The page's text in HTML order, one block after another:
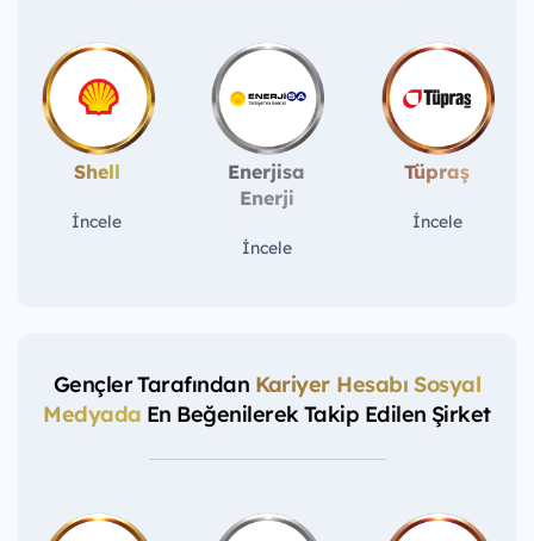
Shell
İncele
Enerjisa
Enerji
İncele
Tüpraş
İncele
Gençler Tarafından Kariyer Hesabı Sosyal
Medyada En Beğenilerek Takip Edilen Şirket